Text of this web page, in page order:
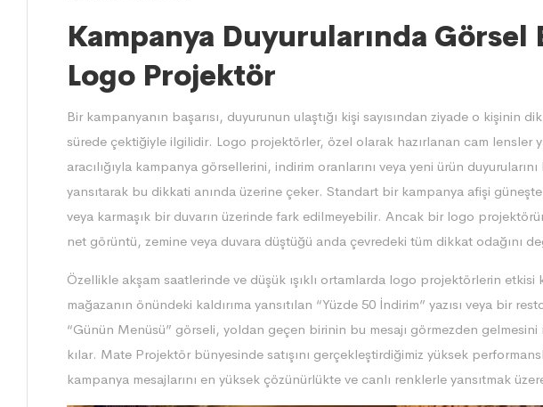
Kampanya Duyurularında Görsel
Logo Projektör
Bir kampanyanın başarısı, duyurunun ulaştığı kişi sayısından ziyade o kişinin
sürede çektiğiyle ilgilidir. Logo projektörler, özel olarak hazırlanan cam lensler
aracılığıyla kampanya görsellerini, indirim oranlarını veya yeni ürün
yansıtarak bu dikkati anında üzerine çeker. Standart bir kampanya afişi
veya karmaşık bir duvarın üzerinde fark edilmeyebilir. Ancak bir logo
net görüntü, zemine veya duvara düştüğü anda çevredeki tüm dikkat odağını
Özellikle akşam saatlerinde ve düşük ışıklı ortamlarda logo projektörlerin
mağazanın önündeki kaldırıma yansıtılan “Yüzde 50 İndirim” yazısı veya bir
“Günün Menüsü” görseli, yoldan geçen birinin bu mesajı görmezden gelmesini
kılar. Mate Projektör bünyesinde satışını gerçekleştirdiğimiz yüksek
kampanya mesajlarını en yüksek çözünürlükte ve canlı renklerle yansıtmak